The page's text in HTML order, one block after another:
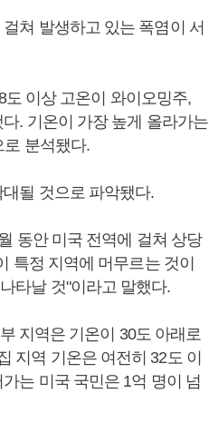
쳐 발생하고 있는 폭염이 서
이상 고온이 와이오밍주,
. 기온이 가장 높게 올라가는
로 분석됐다.
될 것으로 파악됐다.
동안 미국 전역에 걸쳐 상당
특정 지역에 머무르는 것이
타날 것"이라고 말했다.
지역은 기온이 30도 아래로
지역 기온은 여전히 32도 이
는 미국 국민은 1억 명이 넘